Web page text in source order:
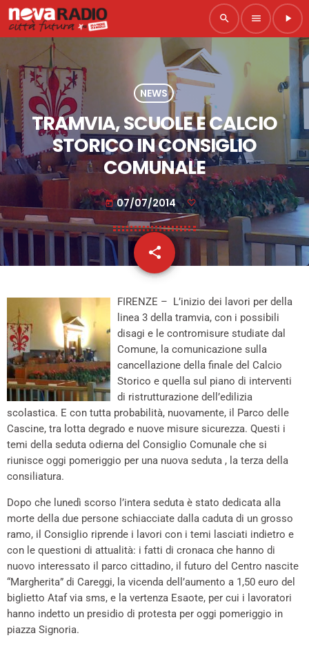
search menu play_arrow
NEWS
TRAMVIA, SCUOLE E CALCIO
STORICO IN CONSIGLIO
COMUNALE
today 07/07/2014
share
email
FIRENZE – L’inizio dei lavori per della
linea 3 della tramvia, con i possibili
disagi e le contromisure studiate dal
Comune, la comunicazione sulla
cancellazione della finale del Calcio
Storico e quella sul piano di interventi
di ristrutturazione dell’edilizia
scolastica. E con tutta probabilità, nuovamente, il Parco delle
Cascine, tra lotta degrado e nuove misure sicurezza. Questi i
temi della seduta odierna del Consiglio Comunale che si
riunisce oggi pomeriggio per una nuova seduta , la terza della
consiliatura.
Dopo che lunedì scorso l’intera seduta è stato dedicata alla
morte della due persone schiacciate dalla caduta di un grosso
ramo, il Consiglio riprende i lavori con i temi lasciati indietro e
con le questioni di attualità: i fatti di cronaca che hanno di
nuovo interessato il parco cittadino, il futuro del Centro nascite
“Margherita” di Careggi, la vicenda dell’aumento a 1,50 euro del
biglietto Ataf via sms, e la vertenza Esaote, per cui i lavoratori
hanno indetto un presidio di protesta per oggi pomeriggio in
piazza Signoria.